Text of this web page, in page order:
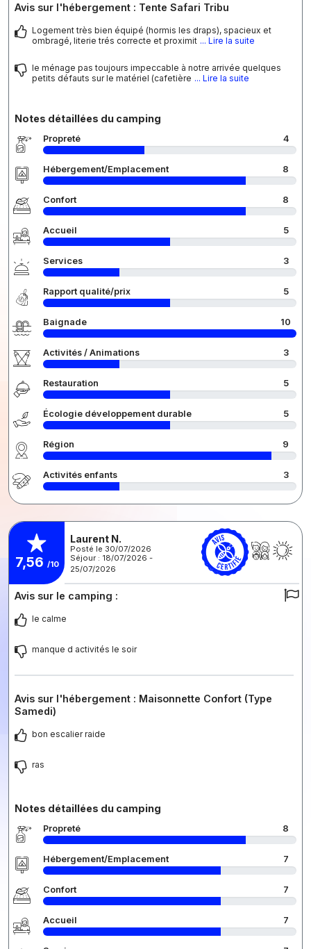
Avis sur l'hébergement : Tente Safari Tribu
Logement très bien équipé (hormis les draps), spacieux et
ombragé, literie trés correcte et proximit ... Lire la suite
le ménage pas toujours impeccable à notre arrivée quelques
petits défauts sur le matériel (cafetière ... Lire la suite
Notes détaillées du camping
Propreté 4
Hébergement/Emplacement 8
Confort 8
Accueil 5
Services 3
Rapport qualité/prix 5
Baignade 10
Activités / Animations 3
Restauration 5
Écologie développement durable 5
Région 9
Activités enfants 3
7,56 /10
Laurent N.
Posté le 30/07/2026
Séjour : 18/07/2026 -
25/07/2026
Avis sur le camping :
le calme
manque d activités le soir
Avis sur l'hébergement : Maisonnette Confort (Type
Samedi)
bon escalier raide
ras
Notes détaillées du camping
Propreté 8
Hébergement/Emplacement 7
Confort 7
Accueil 7